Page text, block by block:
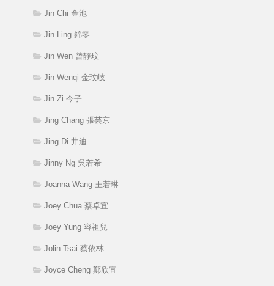
Jin Chi 金池
Jin Ling 錦零
Jin Wen 曾靜玟
Jin Wenqi 金玟岐
Jin Zi 今子
Jing Chang 張芸京
Jing Di 井迪
Jinny Ng 吳若希
Joanna Wang 王若琳
Joey Chua 蔡卓宜
Joey Yung 容祖兒
Jolin Tsai 蔡依林
Joyce Cheng 鄭欣宜